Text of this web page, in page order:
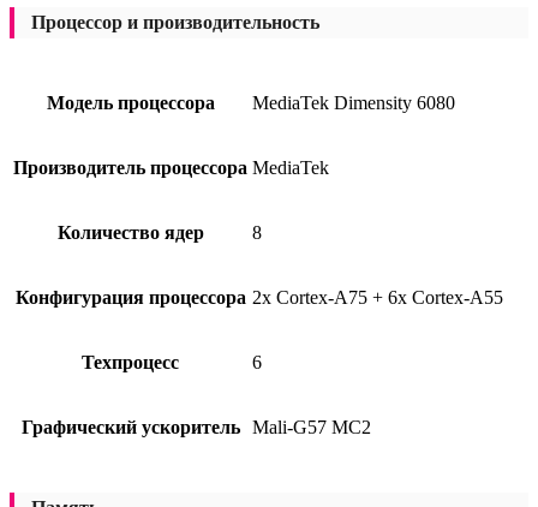
Процессор и производительность
Модель процессора MediaTek Dimensity 6080
Производитель процессора MediaTek
Количество ядер 8
Конфигурация процессора 2x Cortex-A75 + 6x Cortex-A55
Техпроцесс 6
Графический ускоритель Mali-G57 MC2